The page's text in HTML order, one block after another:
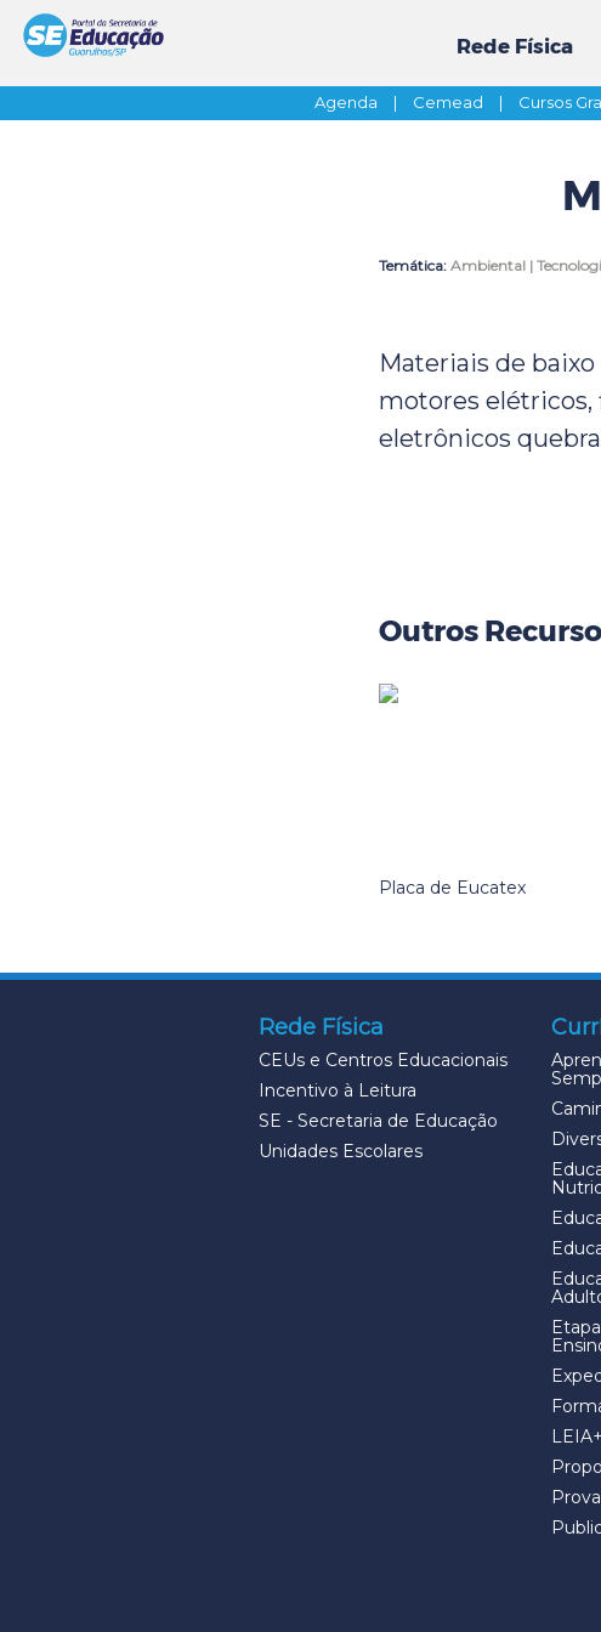
Rede Física
Agenda | Cemead | Cursos
Temática: Ambiental |
Materiais de
motores elétricos,
eletrônicos
Outros
Placa de Eucatex
Rede Física
CEUs e Centros Educacionais
Incentivo à Leitura
SE - Secretaria de Educação
Unidades Escolares